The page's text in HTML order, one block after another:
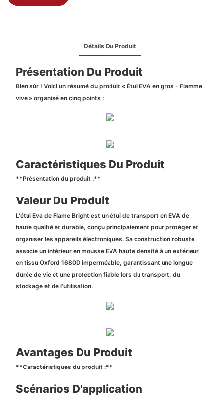
Détails Du Produit
Présentation Du Produit
Bien sûr ! Voici un résumé du produit « Étui EVA en gros - Flamme
vive » organisé en cinq points :
Caractéristiques Du Produit
**Présentation du produit :**
Valeur Du Produit
L'étui Eva de Flame Bright est un étui de transport en EVA de
haute qualité et durable, conçu principalement pour protéger et
organiser les appareils électroniques. Sa construction robuste
associe un intérieur en mousse EVA haute densité à un extérieur
en tissu Oxford 1680D imperméable, garantissant une longue
durée de vie et une protection fiable lors du transport, du
stockage et de l'utilisation.
Avantages Du Produit
**Caractéristiques du produit :**
Scénarios D'application